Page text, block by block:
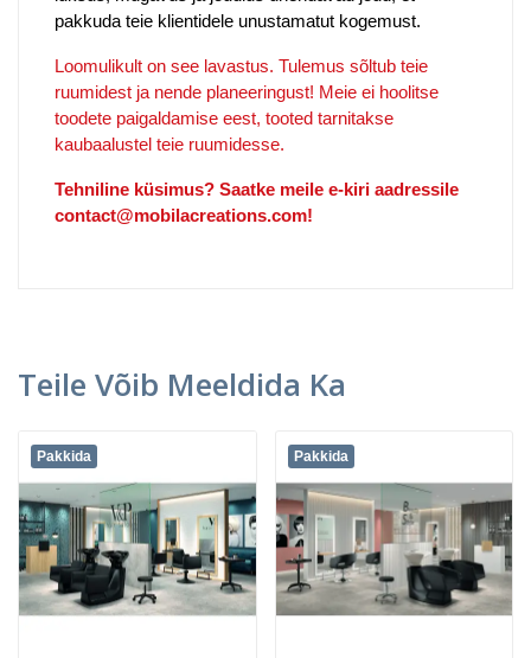
pakkuda teie klientidele unustamatut kogemust.
Loomulikult on see lavastus. Tulemus sõltub teie
ruumidest ja nende planeeringust! Meie ei hoolitse
toodete paigaldamise eest, tooted tarnitakse
kaubaalustel teie ruumidesse.
Tehniline küsimus? Saatke meile e-kiri aadressile
contact@mobilacreations.com!
Teile Võib Meeldida Ka
Pakkida Pakkida